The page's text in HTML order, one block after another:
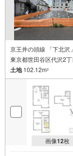
京王井の頭線 「下北沢
東京都世田谷区代沢2丁
土地102.12m2
画像12枚